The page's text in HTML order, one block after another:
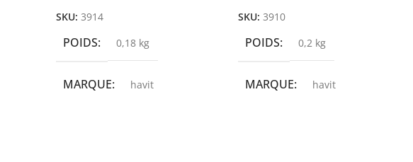
SKU:3914
POIDS 0,18 kg
MARQUE havit
SKU:3910
POIDS 0,2 kg
MARQUE havit